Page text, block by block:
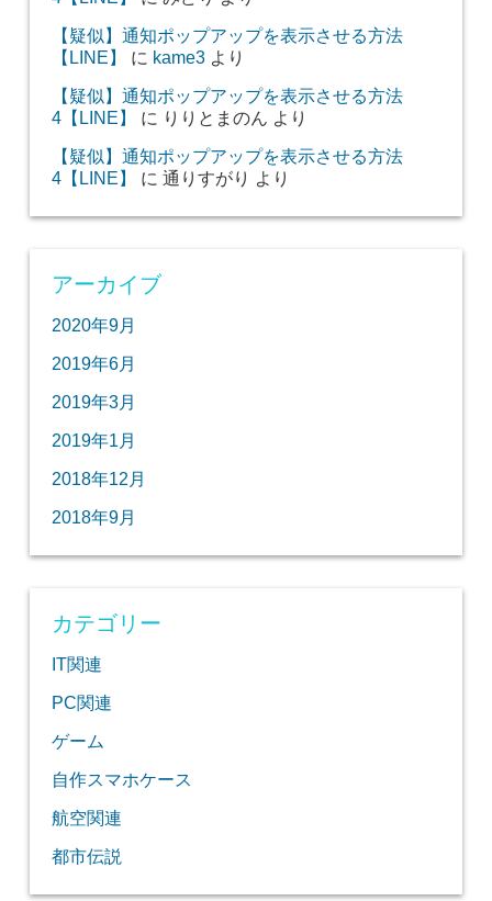
【疑似】通知ポップアップを表示させる方法
【LINE】
に kame3より
【疑似】通知ポップアップを表示させる方法
4【LINE】
に りりとまのん より
【疑似】通知ポップアップを表示させる方法
4【LINE】
に 通りすがり より
アーカイブ
2020年9月
2019年6月
2019年3月
2019年1月
2018年12月
2018年9月
カテゴリー
IT関連
PC関連
ゲーム
自作スマホケース
航空関連
都市伝説